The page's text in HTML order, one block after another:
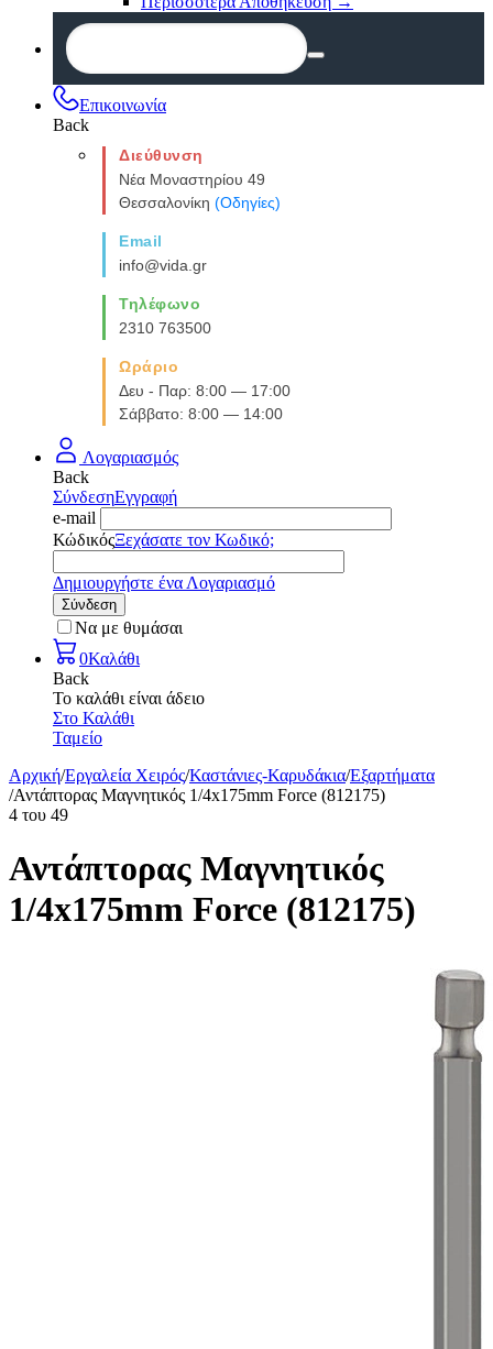
Επικοινωνία
Back
Διεύθυνση
Νέα Μοναστηρίου 49
Θεσσαλονίκη (Οδηγίες)
Email
info@vida.gr
Τηλέφωνο
2310 763500
Ωράριο
Δευ - Παρ: 8:00 — 17:00
Σάββατο: 8:00 — 14:00
Λογαριασμός
Back
ΣύνδεσηΕγγραφή
e-mail
ΚώδικόςΞεχάσατε τον Κωδικό;
Δημιουργήστε ένα Λογαριασμό
Σύνδεση
Να με θυμάσαι
0Καλάθι
Back
Το καλάθι είναι άδειο
Στο Καλάθι
Ταμείο
Αρχική/Εργαλεία Χειρός/Καστάνιες-Καρυδάκια/Εξαρτήματα
/Αντάπτορας Μαγνητικός 1/4x175mm Force (812175)
4 του 49
Αντάπτορας Μαγνητικός
1/4x175mm Force (812175)